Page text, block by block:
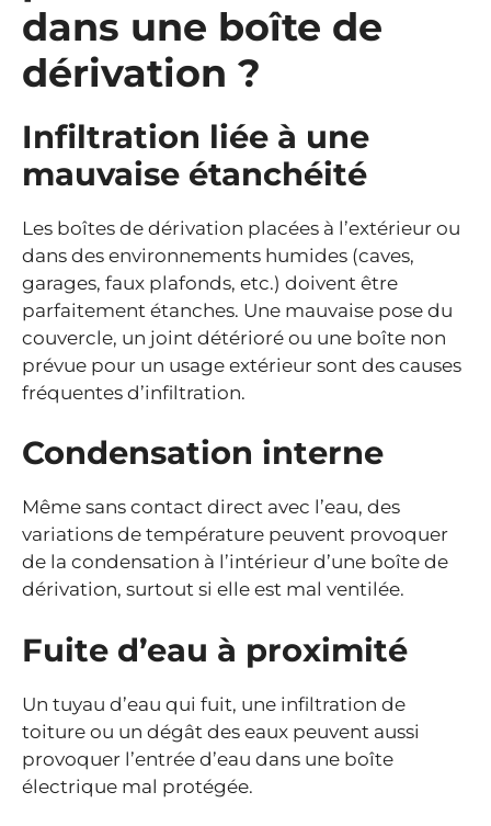
dans une boîte de
dérivation ?
Infiltration liée à une
mauvaise étanchéité
Les boîtes de dérivation placées à l’extérieur ou
dans des environnements humides (caves,
garages, faux plafonds, etc.) doivent être
parfaitement étanches. Une mauvaise pose du
couvercle, un joint détérioré ou une boîte non
prévue pour un usage extérieur sont des causes
fréquentes d’infiltration.
Condensation interne
Même sans contact direct avec l’eau, des
variations de température peuvent provoquer
de la condensation à l’intérieur d’une boîte de
dérivation, surtout si elle est mal ventilée.
Fuite d’eau à proximité
Un tuyau d’eau qui fuit, une infiltration de
toiture ou un dégât des eaux peuvent aussi
provoquer l’entrée d’eau dans une boîte
électrique mal protégée.